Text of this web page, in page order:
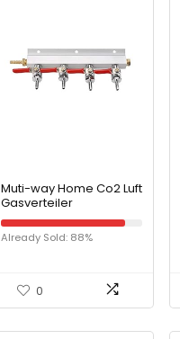
Muti-way Home Co2 Luft
Gasverteiler
Verteilersplitter Bier 4
Wege für den
Heimgebrauch
Already Sold: 88%
0